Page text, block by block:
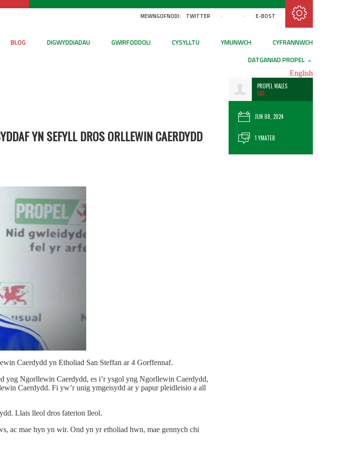
MEWNGOFNODI: TWITTER · · E-BOST
BLOG DIGWYDDIADAU GWIRFODDOLI CYSYLLTU YMUNWCH
CYFRANNWCH
DATGANIAD PROPEL
English
PROPEL WALES
5SC
JUN 08, 2024
1 YMATEB
YN SEFYLL DROS ORLLEWIN CAERDYDD
Caerdydd yn Etholiad San Steffan ar 4 Gorffennaf.
yng Ngorllewin Caerdydd, es i’r ysgol yng Ngorllewin Caerdydd,
Caerdydd. Fi yw’r unig ymgeisydd ar y papur pleidleisio a all
Llais lleol dros faterion lleol.
ac mae hyn yn wir. Ond yn yr etholiad hwn, mae gennych chi
Tanysgrifiwch gyda RSS